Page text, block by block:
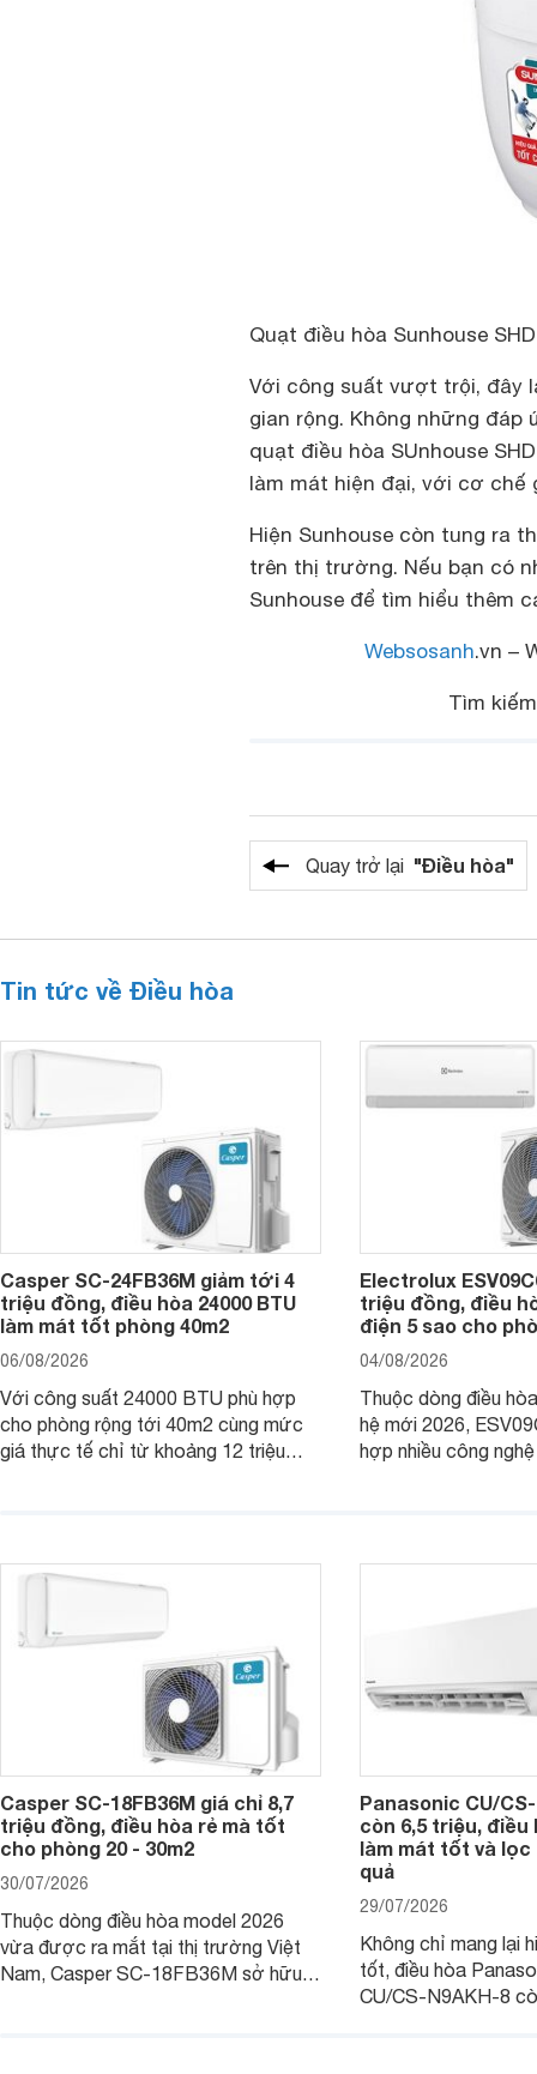
Quạt điều hòa Sunhouse
Với công suất vượt trội, đây
gian rộng. Không những
quạt điều hòa SUnhouse
làm mát hiện đại, với cơ chế
Hiện Sunhouse còn tung ra
trên thị trường. Nếu bạn có
Sunhouse để tìm hiểu thêm
Websosanh.vn –
Tìm
Quay trở lại "Điều hòa"
Tin tức về Điều hòa
Casper SC-24FB36M giảm tới 4
triệu đồng, điều hòa 24000 BTU
làm mát tốt phòng 40m2
06/08/2026
Với công suất 24000 BTU phù hợp
cho phòng rộng tới 40m2 cùng mức
giá thực tế chỉ từ khoảng 12 triệu
Electrolux
triệu đồng, điều
điện 5 sao cho
04/08/2026
Thuộc dòng điều
hệ mới 2026,
hợp nhiều công
Casper SC-18FB36M giá chỉ 8,7
triệu đồng, điều hòa rẻ mà tốt
cho phòng 20 - 30m2
30/07/2026
Thuộc dòng điều hòa model 2026
vừa được ra mắt tại thị trường Việt
Nam, Casper SC-18FB36M sở hữu
Panasonic CU/
còn 6,5 triệu, điều
làm mát tốt và lọc
quả
29/07/2026
Không chỉ mang lại
tốt, điều hòa
CU/CS-N9AKH-8